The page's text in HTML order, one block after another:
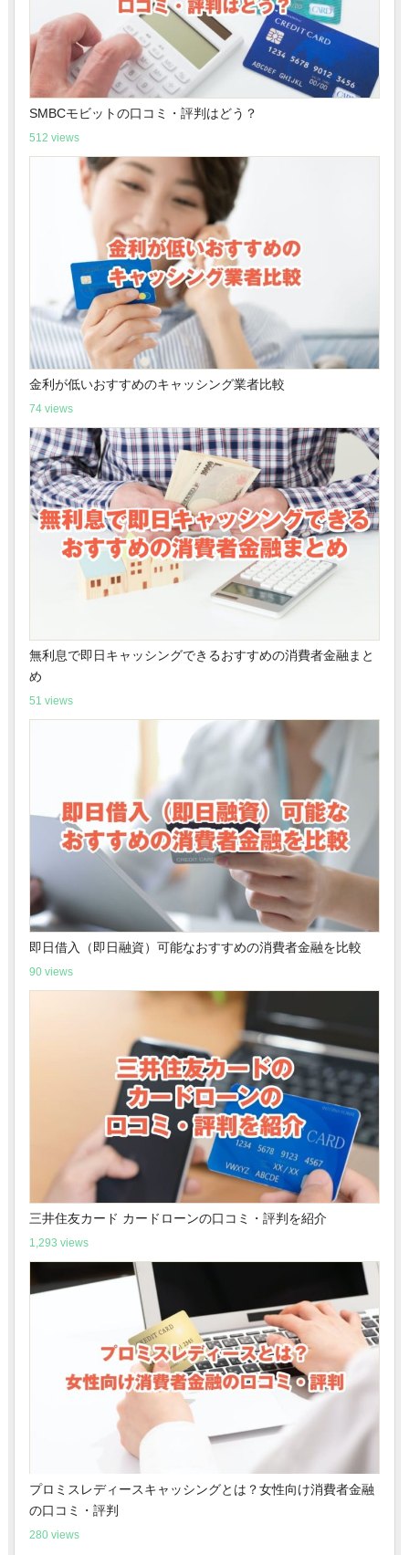
SMBCモビットの口コミ・評判はどう？
512 views
金利が低いおすすめのキャッシング業者比較
74 views
無利息で即日キャッシングできるおすすめの消費者金融まと
め
51 views
即日借入（即日融資）可能なおすすめの消費者金融を比較
90 views
三井住友カード カードローンの口コミ・評判を紹介
1,293 views
プロミスレディースキャッシングとは？女性向け消費者金融
の口コミ・評判
280 views